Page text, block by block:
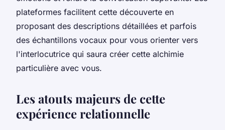
plateformes facilitent cette découverte en
proposant des descriptions détaillées et parfois
des échantillons vocaux pour vous orienter vers
l'interlocutrice qui saura créer cette alchimie
particulière avec vous.
Les atouts majeurs de cette
expérience relationnelle